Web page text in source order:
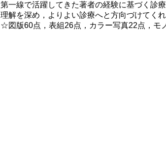
第一線で活躍してきた著者の経験に基づく診
理解を深め，よりよい診療へと方向づけてくれ
☆図版60点，表組26点，カラー写真22点，モ